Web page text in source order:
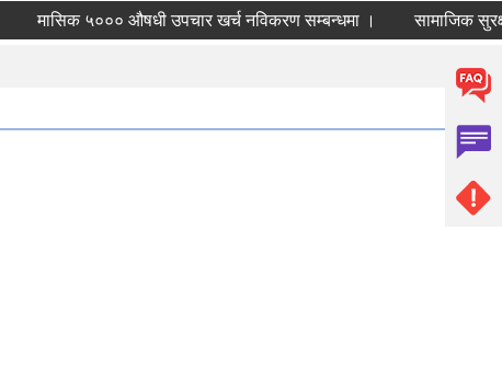
मासिक ५००० औषधी उपचार खर्च नविकरण सम्बन्धमा । सामाजिक सुरक्षा